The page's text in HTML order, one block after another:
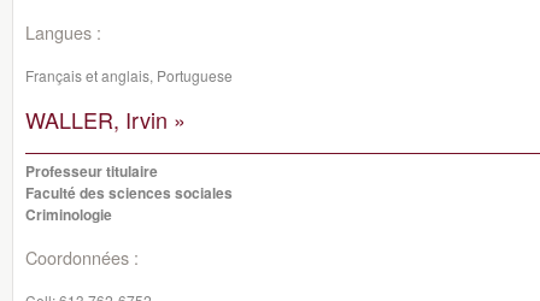
Langues :
Français et anglais, Portuguese
WALLER, Irvin »
Professeur titulaire
Faculté des sciences sociales
Criminologie
Coordonnées :